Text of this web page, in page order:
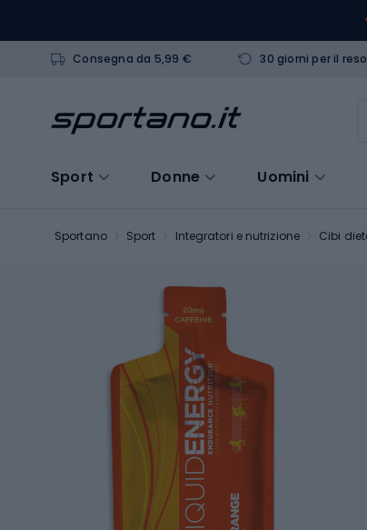
Consegna da 5,99 € 30 giorni per il reso
Sport Donne Uomini
Sportano Sport Integratori e nutrizione Cibi